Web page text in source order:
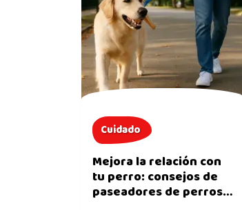
Cuidado
Mejora la relación con
tu perro: consejos de
paseadores de perros